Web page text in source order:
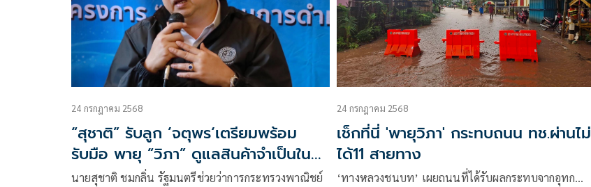
24 กรกฎาคม 2568
“สุชาติ” รับลูก ’จตุพร‘เตรียมพร้อม
รับมือ พายุ “วิภา” ดูแลสินค้าจำเป็นใน
ภาวะวิกฤต
นายสุชาติ ชมกลิ่น รัฐมนตรีช่วยว่าการกระทรวงพาณิชย์
24 กรกฎาคม 2568
เช็กที่นี่ 'พายุวิภา' กระทบถนน ทช.ผ่านไม่
ได้11 สายทาง
‘ทางหลวงชนบท’ เผยถนนที่ได้รับผลกระทบจากอุทก…